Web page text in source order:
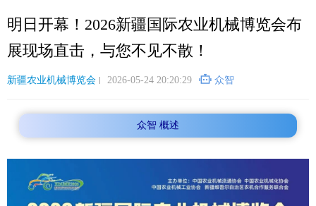
转
主
内
明日开幕！2026新疆国际农业机械博览会布
展现场直击，与您不见不散！
新疆农业机械博览会 2026-05-24 20:20:29 众智
众智 概述